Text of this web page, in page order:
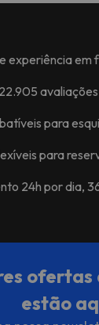
Por favor,
alterações
experiência em
para
para
24h por dia,
estão